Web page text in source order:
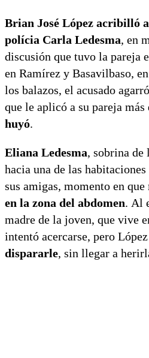
Brian José López acribilló
polícia Carla Ledesma, en
discusión que tuvo la pareja
en Ramírez y Basavilbaso, en
los balazos, el acusado
que le aplicó a su pareja más
huyó.
Eliana Ledesma, sobrina de
hacia una de las
sus amigas, momento en que
en la zona del abdomen. Al
madre de la joven, que vive
intentó acercarse, pero López
dispararle, sin llegar a